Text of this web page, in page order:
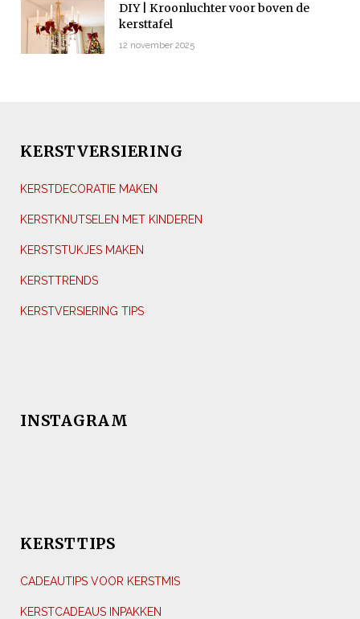
DIY | Kroonluchter voor boven de
kersttafel
12 november 2025
KERSTVERSIERING
KERSTDECORATIE MAKEN
KERSTKNUTSELEN MET KINDEREN
KERSTSTUKJES MAKEN
KERSTTRENDS
KERSTVERSIERING TIPS
INSTAGRAM
KERSTTIPS
CADEAUTIPS VOOR KERSTMIS
KERSTCADEAUS INPAKKEN